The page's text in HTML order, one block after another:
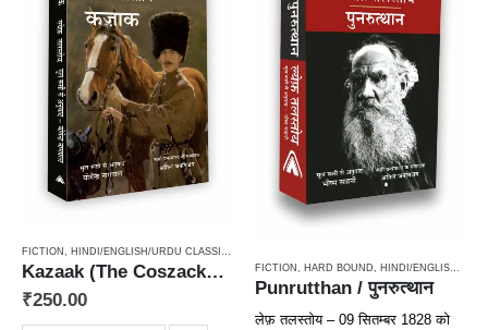
FICTION HINDI/ENGLISH/URDU CLASSICS
Kazaak (The Coszacks / Kazak) / कज़ाक – Cossacks, kazzak, कज्जाक, kajjak, classics
₹250.00
FICTION HARD BOUND HINDI/ENGLISH/URDU CLASSICS
Punrutthan / पुनरुत्थान
लेफ़ तलस्तोय – 09 सितम्बर 1828 को